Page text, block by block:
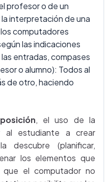
profesor o de un
interpretación de una
computadores
las indicaciones
entradas, compases
o alumno): Todos al
de otro, haciendo
, el uso de la
al estudiante a crear
descubre (planificar,
los elementos que
el computador no